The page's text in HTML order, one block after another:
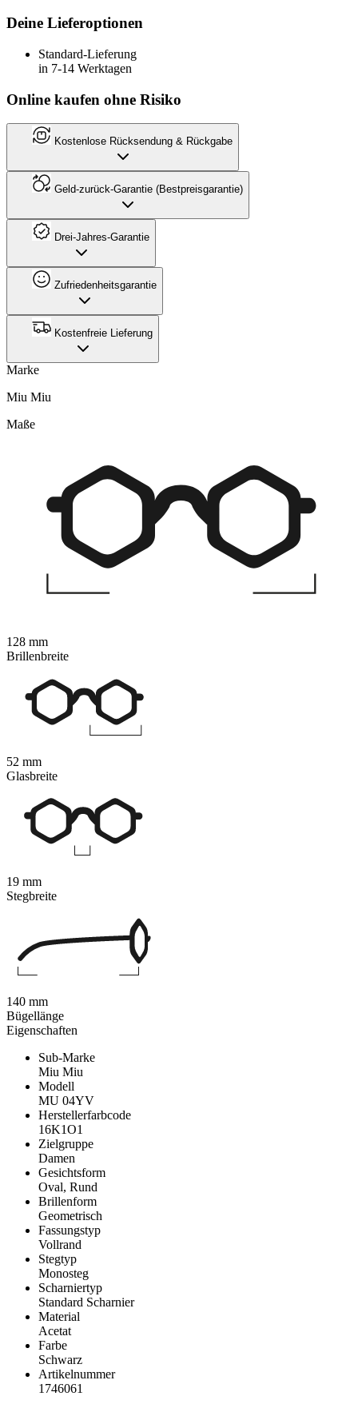
Deine Lieferoptionen
Standard-Lieferung
in 7-14 Werktagen
Online kaufen ohne Risiko
Kostenlose Rücksendung & Rückgabe
Geld-zurück-Garantie (Bestpreisgarantie)
Drei-Jahres-Garantie
Zufriedenheitsgarantie
Kostenfreie Lieferung
Marke
Miu Miu
Eigenschaften
Sub-Marke
Miu Miu
Modell
MU 04YV
Herstellerfarbcode
16K1O1
Zielgruppe
Damen
Gesichtsform
Oval, Rund
Brillenform
Geometrisch
Fassungstyp
Vollrand
Stegtyp
Monosteg
Scharniertyp
Standard Scharnier
Material
Acetat
Farbe
Schwarz
Artikelnummer
1746061
Maße
128 mm
Brillenbreite
52 mm
Glasbreite
19 mm
Stegbreite
140 mm
Bügellänge